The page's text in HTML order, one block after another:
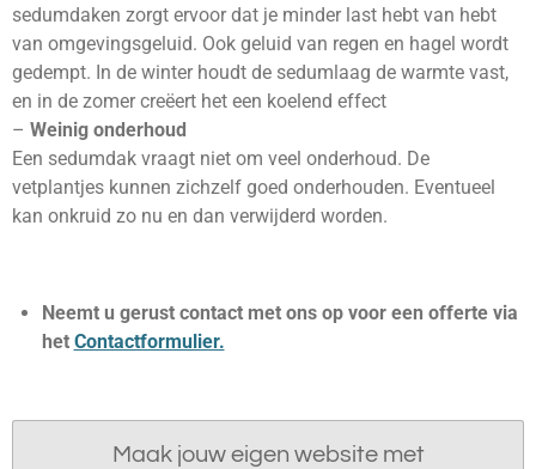
sedumdaken zorgt ervoor dat je minder last hebt van hebt
van omgevingsgeluid. Ook geluid van regen en hagel wordt
gedempt. In de winter houdt de sedumlaag de warmte vast,
en in de zomer creëert het een koelend effect
– Weinig onderhoud
Een sedumdak vraagt niet om veel onderhoud. De
vetplantjes kunnen zichzelf goed onderhouden. Eventueel
kan onkruid zo nu en dan verwijderd worden.
Neemt u gerust contact met ons op voor een offerte via
het Contactformulier.
Maak jouw eigen website met